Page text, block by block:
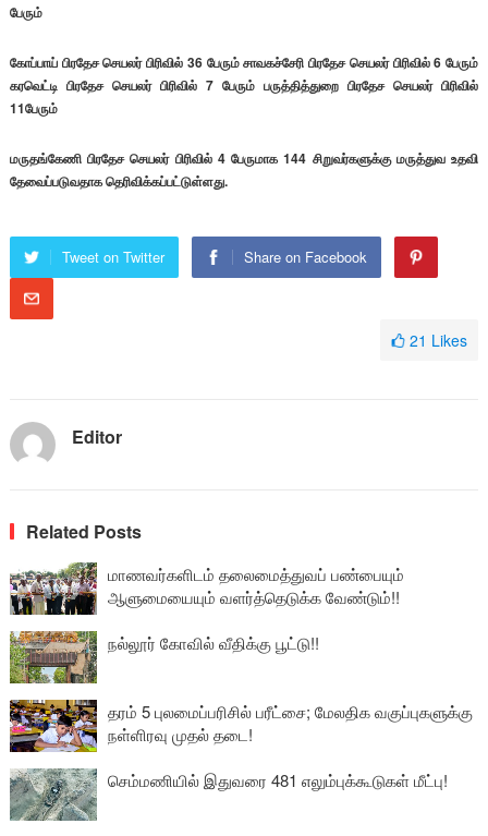
பேரும்
கோப்பாய் பிரதேச செயலர் பிரிவில் 36 பேரும் சாவகச்சேரி பிரதேச செயலர் பிரிவில் 6 பேரும்
கரவெட்டி பிரதேச செயலர் பிரிவில் 7 பேரும் பருத்தித்துறை பிரதேச செயலர் பிரிவில்
11பேரும்
மருதங்கேணி பிரதேச செயலர் பிரிவில் 4 பேருமாக 144 சிறுவர்களுக்கு மருத்துவ உதவி
தேவைப்படுவதாக தெரிவிக்கப்பட்டுள்ளது.
Tweet on Twitter Share on Facebook
21 Likes
Editor
Related Posts
மாணவர்களிடம் தலைமைத்துவப் பண்பையும்
ஆளுமையையும் வளர்த்தெடுக்க வேண்டும்!!
நல்லூர் கோவில் வீதிக்கு பூட்டு!!
தரம் 5 புலமைப்பரிசில் பரீட்சை; மேலதிக வகுப்புகளுக்கு
நள்ளிரவு முதல் தடை!
செம்மணியில் இதுவரை 481 எலும்புக்கூடுகள் மீட்பு!